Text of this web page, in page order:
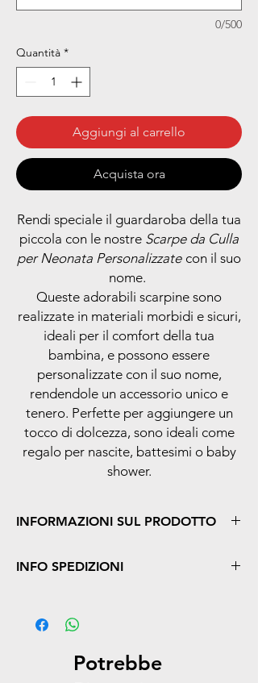
0/500
Quantità *
Aggiungi al carrello
Acquista ora
Rendi speciale il guardaroba della tua
piccola con le nostre Scarpe da Culla
per Neonata Personalizzate con il suo
nome.
Queste adorabili scarpine sono
realizzate in materiali morbidi e sicuri,
ideali per il comfort della tua
bambina, e possono essere
personalizzate con il suo nome,
rendendole un accessorio unico e
tenero. Perfette per aggiungere un
tocco di dolcezza, sono ideali come
regalo per nascite, battesimi o baby
shower.
INFORMAZIONI SUL PRODOTTO
Scarpe da culla per neonata, morbide e
bambina, per renderle uniche e speciali
delicati sulla pelle della neonata e sicuri
Ideali come regalo per nascite, battesimi
INFO SPEDIZIONI
per tutti gli ordini, con consegna garantita
entro 24/48 ore lavorative, a partire dalla
Potrebbe